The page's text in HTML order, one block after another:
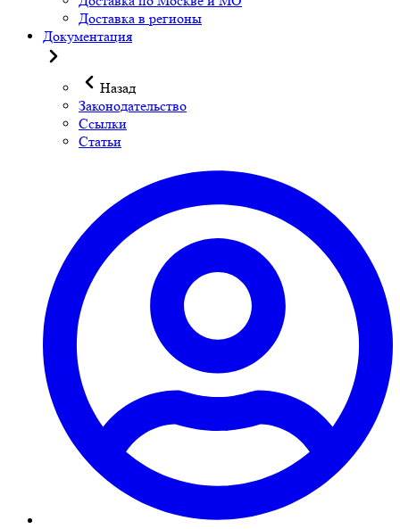
Доставка в регионы
Документация
Назад
Законодательство
Ссылки
Статьи